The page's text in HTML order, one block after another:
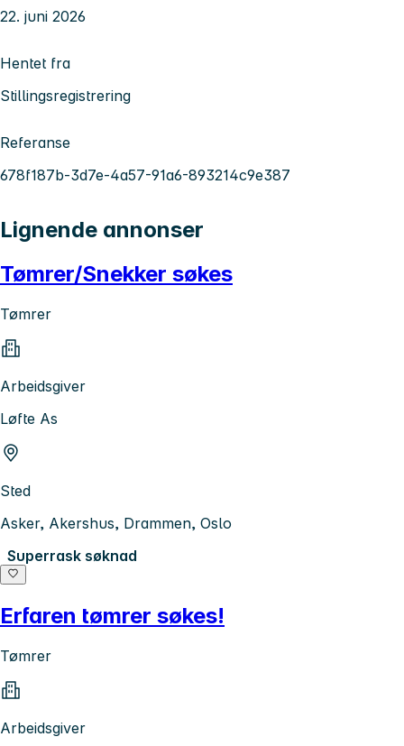
22. juni 2026
Hentet fra
Stillingsregistrering
Referanse
678f187b-3d7e-4a57-91a6-893214c9e387
Lignende annonser
Tømrer/Snekker søkes
Tømrer
Arbeidsgiver
Løfte As
Sted
Asker, Akershus, Drammen, Oslo
Superrask søknad
Erfaren tømrer søkes!
Tømrer
Arbeidsgiver